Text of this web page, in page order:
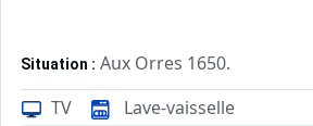
Situation : Aux Orres 1650.
Appartement de particulier :
TV Lave-vaisselle